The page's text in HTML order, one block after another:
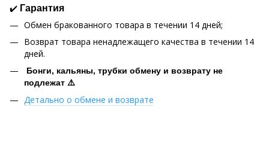
✔️ Гарантия
Обмен бракованного товара в течении 14 дней;
Возврат товара ненадлежащего качества в течении 14
дней.
Бонги, кальяны, трубки обмену и возврату не
подлежат ⚠️
Детально о обмене и возврате